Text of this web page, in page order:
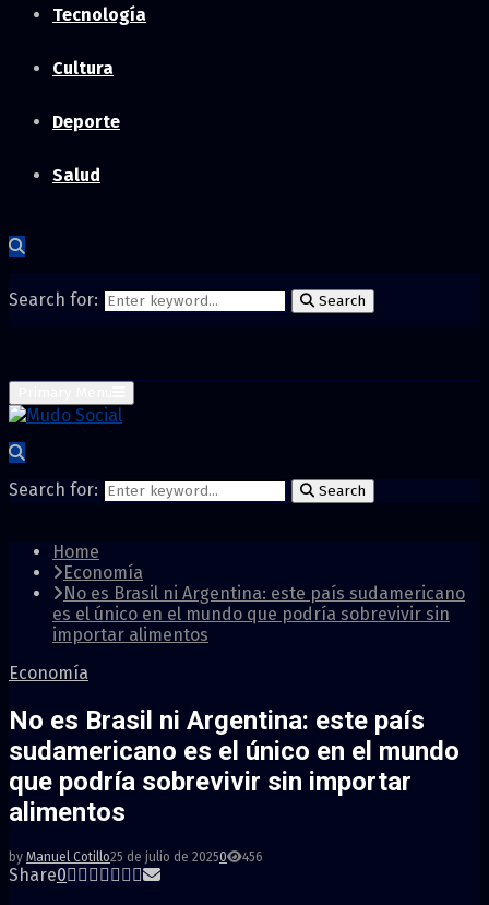
Tecnología
Cultura
Deporte
Salud
Search for: Search
Search for: Search
Home
Economía
No es Brasil ni Argentina: este país sudamericano
es el único en el mundo que podría sobrevivir sin
importar alimentos
Economía
No es Brasil ni Argentina: este país
sudamericano es el único en el mundo
que podría sobrevivir sin importar
alimentos
by Manuel Cotillo25 de julio de 20250 456
Share0